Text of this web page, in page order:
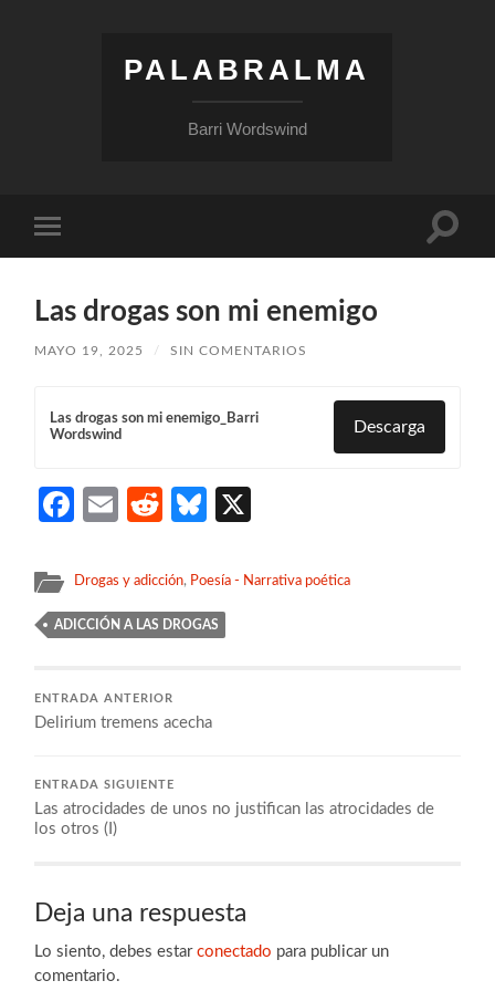
PALABRALMA
Barri Wordswind
Las drogas son mi enemigo
MAYO 19, 2025 / SIN COMENTARIOS
Las drogas son mi enemigo_Barri
Wordswind
Descarga
Facebook
EmailRedditBluesky
Drogas y adicción, Poesía - Narrativa poética
ADICCIÓN A LAS DROGAS
ENTRADA ANTERIOR
Delirium tremens acecha
ENTRADA SIGUIENTE
Las atrocidades de unos no justifican las atrocidades de
los otros (I)
Deja una respuesta
Lo siento, debes estarconectado para publicar un
comentario.